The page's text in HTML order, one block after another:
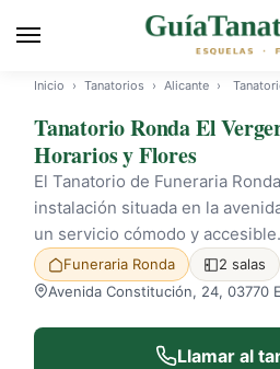
Inicio › Tanatorios › Alicante ›
Tanatorio Ronda El
Horarios y Flores
El Tanatorio de Funeraria
instalación situada en la
un servicio cómodo y accesible.
Funeraria Ronda
2 salas
Avenida Constitución, 24, 03770
Llamar al